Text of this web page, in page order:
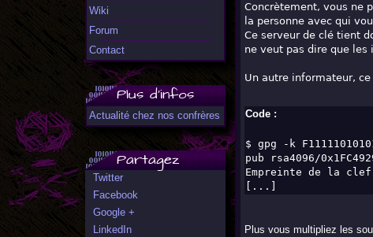
Wiki
Forum
Contact
Plus d'infos
Actualité chez nos confrères
Partagez
Twitter
Facebook
Google +
LinkedIn
Concrètement, vous ne
la personne avec qui
Ce serveur de clé tient
ne veut pas dire que
Un autre informateur,
Code :
$ gpg -k
pub rsa4096/
Empreinte de la clef =
[...]
Plus vous multipliez les